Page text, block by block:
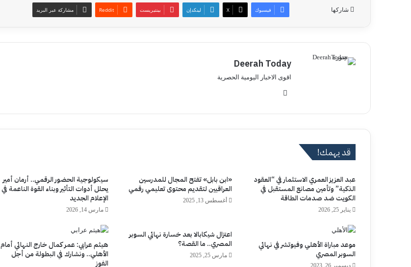
شاركها فيسبوك ‫X لينكدإن بينتيريست مشاركة عبر البريد
Deerah Today
اقوى الاخبار اليومية الحصرية
الوي
ب
قد يهمك!
عبد العزيز العمري الاستثمار في “العقود
الذكية” وتأمين مصانع المستقبل في
الكويت ضد صدمات الطاقة
يناير 25, 2026
«ابن بابل» تفتح المجال للمدرسين
العراقيين لتقديم محتوى تعليمي رقمي
أغسطس 13, 2025
سيكولوجية الحضور الرقمي.. أرمان أمير
يحلل أدوات التأثير وبناء القوة الناعمة في
الإعلام الجديد
مارس 14, 2026
موعد مباراة الأهلي وفيوتشر في نهائي
السوبر المصري
ديسمبر 26, 2023
اعتزال شيكابالا بعد خسارة نهائي السوبر
المصري.. ما القصة؟
مارس 25, 2025
هيثم عرابي: عمر كمال خارج النهائي أمام
الأهلي.. ونشارك في البطولة من أجل
الفوز